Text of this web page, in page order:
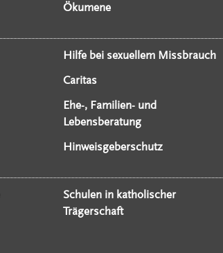
Ökumene
Hilfe bei sexuellem Missbrauch
Caritas
Ehe-, Familien- und
Lebensberatung
Hinweisgeberschutz
Schulen in katholischer
Trägerschaft